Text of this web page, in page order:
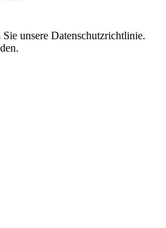
unsere Datenschutzrichtlinie.